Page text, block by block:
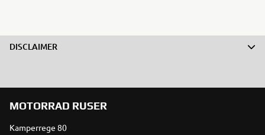
DISCLAIMER
MOTORRAD RUSER
Kamperrege 80